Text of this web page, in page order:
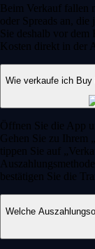
Beim Verkauf fallen
oder Spreads an,
Sie deshalb vor dem
Kosten direkt in der
Wie verkaufe ich
Öffnen Sie die App
Gehen Sie zu Ihrem
tippen Sie auf
bestätigen Sie die
Welche